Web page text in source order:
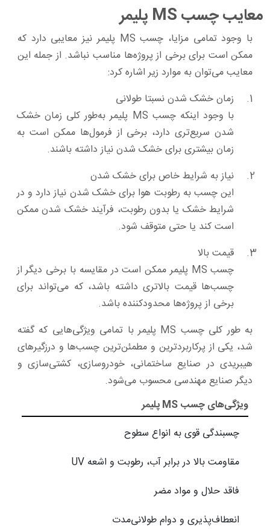
معایب چسب MS پلیمر
با وجود تمامی مزایا، چسب MS پلیمر نیز معایبی دارد که
ممکن است برای برخی از پروژه‌ها مناسب نباشد. از جمله این
معایب می‌توان به موارد زیر اشاره کرد:
زمان خشک شدن نسبتا طولانی
با وجود اینکه چسب MS پلیمر به‌طور کلی زمان خشک
شدن سریع‌تری دارد، برخی از فرمول‌ها ممکن است به
زمان بیشتری برای خشک شدن نیاز داشته باشند.
نیاز به شرایط خاص برای خشک شدن
این چسب به رطوبت هوا برای خشک شدن نیاز دارد و در
شرایط خشک یا بدون رطوبت، فرآیند خشک شدن ممکن
است کند یا حتی متوقف شود.
قیمت بالا
چسب MS پلیمر ممکن است در مقایسه با برخی دیگر از
چسب‌ها قیمت بالاتری داشته باشد، که می‌تواند برای
برخی از پروژه‌ها محدودکننده باشد.
به طور کلی چسب MS پلیمر با تمامی ویژگی‌هایی که گفته
شد، یکی از پرکاربردترین و مطمئن‌ترین چسب‌ها و درزگیرهای
هیبریدی در صنایع ساختمانی، خودروسازی، کشتی‌سازی و
دیگر صنایع مهندسی محسوب می‌شود.
ویژگی‌های چسب MS پلیمر
چسبندگی قوی به انواع سطوح
مقاومت بالا در برابر آب، رطوبت و اشعه UV
فاقد حلال و مواد مضر
انعطاف‌پذیری و دوام طولانی‌مدت